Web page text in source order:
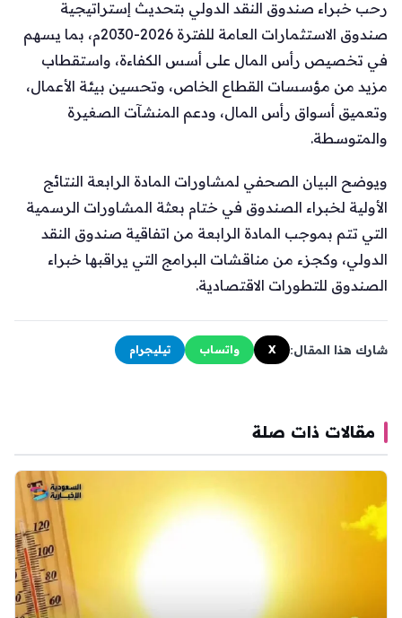
رحب خبراء صندوق النقد الدولي بتحديث إستراتيجية
صندوق الاستثمارات العامة للفترة 2026-2030م، بما يسهم
في تخصيص رأس المال على أسس الكفاءة، واستقطاب
مزيد من مؤسسات القطاع الخاص، وتحسين بيئة الأعمال،
وتعميق أسواق رأس المال، ودعم المنشآت الصغيرة
والمتوسطة.
ويوضح البيان الصحفي لمشاورات المادة الرابعة النتائج
الأولية لخبراء الصندوق في ختام بعثة المشاورات الرسمية
التي تتم بموجب المادة الرابعة من اتفاقية صندوق النقد
الدولي، وكجزء من مناقشات البرامج التي يراقبها خبراء
الصندوق للتطورات الاقتصادية.
شارك هذا المقال: X واتساب تيليجرام
مقالات ذات صلة